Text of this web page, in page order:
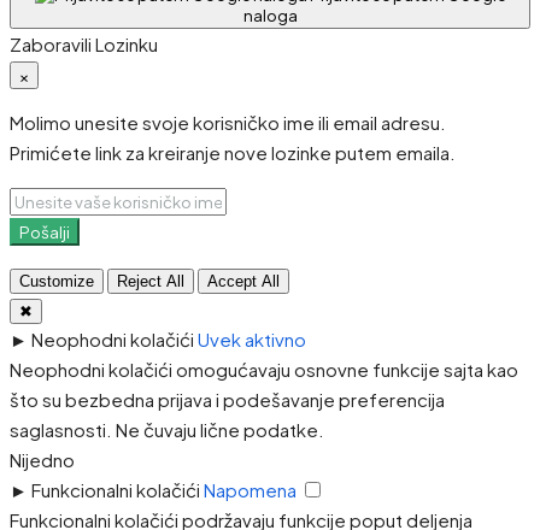
naloga
Zaboravili Lozinku
×
Molimo unesite svoje korisničko ime ili email adresu.
Primićete link za kreiranje nove lozinke putem emaila.
Pošalji
Customize Reject All
Accept All
✖
► Neophodni kolačići Uvek aktivno
Neophodni kolačići omogućavaju osnovne funkcije sajta kao
što su bezbedna prijava i podešavanje preferencija
saglasnosti. Ne čuvaju lične podatke.
Nijedno
► Funkcionalni kolačići Napomena
Funkcionalni kolačići podržavaju funkcije poput deljenja